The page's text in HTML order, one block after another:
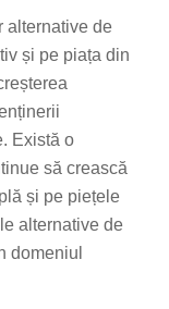
alternative de
și pe piața din
Există o
să crească
și pe piețele
alternative de
domeniul